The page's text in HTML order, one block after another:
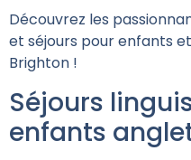
Découvrez les
et séjours pour enfants
Brighton !
Séjours
enfants